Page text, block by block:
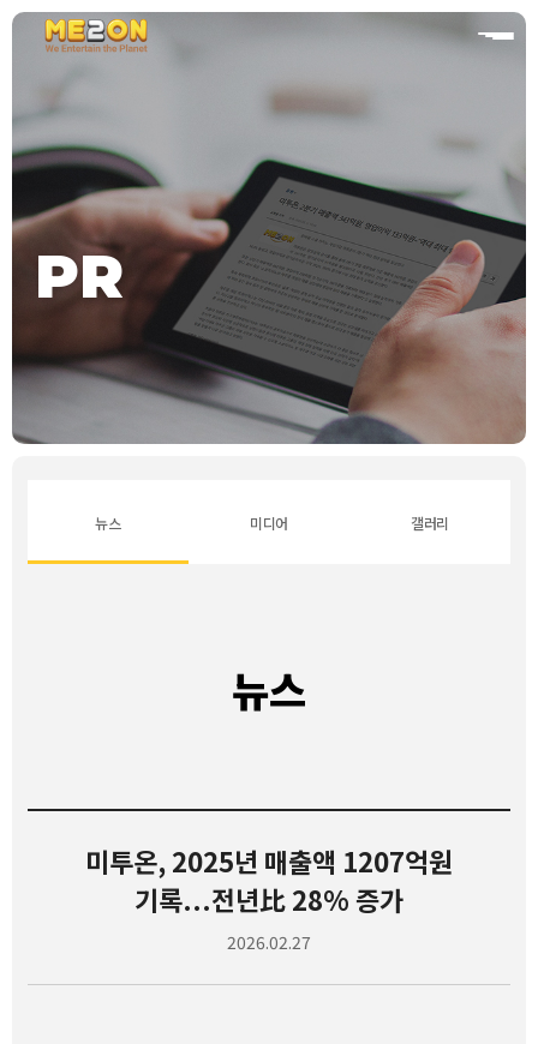
PR
뉴스 미디어 갤러리
뉴스
미투온, 2025년 매출액 1207억원
기록...전년比 28% 증가
2026.02.27